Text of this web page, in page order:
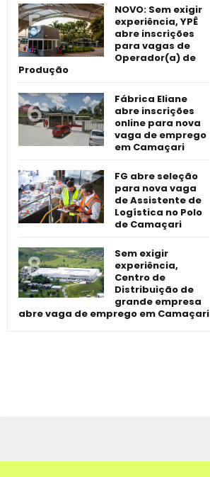
NOVO: Sem exigir
experiência, YPÊ
abre inscrições
para vagas de
Operador(a) de
Produção
Fábrica Eliane
abre inscrições
online para nova
vaga de emprego
em Camaçari
FG abre seleção
para nova vaga
de Assistente de
Logística no Polo
de Camaçari
Sem exigir
experiência,
Centro de
Distribuição de
grande empresa
abre vaga de emprego em Camaçari